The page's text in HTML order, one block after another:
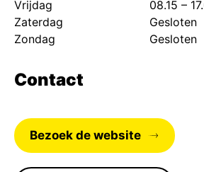
Vrijdag
08.15 –
Zaterdag
Gesloten
Zondag
Gesloten
Contact
Bezoek de website